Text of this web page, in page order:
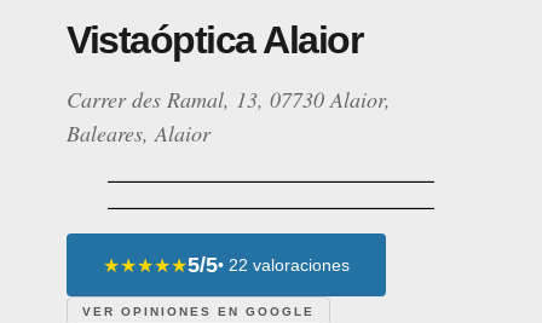
Vistaóptica Alaior
Carrer des Ramal, 13, 07730 Alaior,
Baleares, Alaior
★★★★★5/5• 22 valoraciones
VER OPINIONES EN GOOGLE